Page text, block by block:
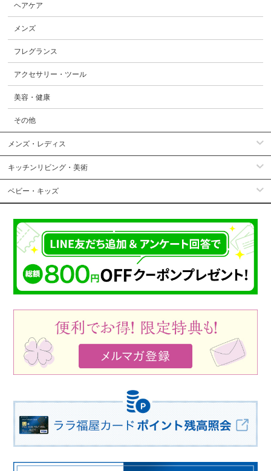
ヘアケア
メンズ
フレグランス
アクセサリー・ツール
美容・健康
その他
メンズ・レディス
キッチンリビング・美術
ベビー・キッズ